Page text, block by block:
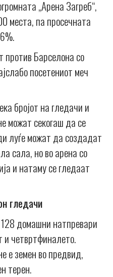
„Арена Загреб“,
места, па просечната
против Барселона со
посетениот меч
бројот на гледачи и
можат секогаш да се
луѓе можат да создадат
сала, но во арена со
и натаму се гледаат
гледачи
домашни натпревари
и четвртфиналето.
е земен во предвид,
терен.